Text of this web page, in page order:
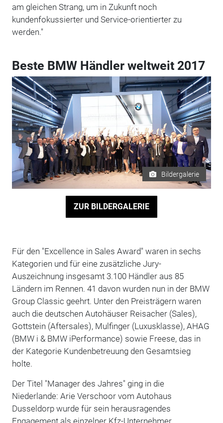
am gleichen Strang, um in Zukunft noch
kundenfokussierter und Service-orientierter zu
werden."
Beste BMW Händler weltweit 2017
Bildergalerie
ZUR BILDERGALERIE
Für den "Excellence in Sales Award" waren in sechs
Kategorien und für eine zusätzliche Jury-
Auszeichnung insgesamt 3.100 Händler aus 85
Ländern im Rennen. 41 davon wurden nun in der BMW
Group Classic geehrt. Unter den Preisträgern waren
auch die deutschen Autohäuser Reisacher (Sales),
Gottstein (Aftersales), Mulfinger (Luxusklasse), AHAG
(BMW i & BMW iPerformance) sowie Freese, das in
der Kategorie Kundenbetreuung den Gesamtsieg
holte.
Der Titel "Manager des Jahres" ging in die
Niederlande: Arie Verschoor vom Autohaus
Dusseldorp wurde für sein herausragendes
Engagement als einzelner Kfz-Unternehmer